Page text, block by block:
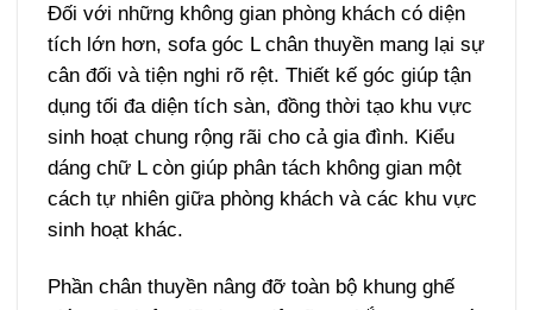
Đối với những không gian phòng khách có diện
tích lớn hơn, sofa góc L chân thuyền mang lại sự
cân đối và tiện nghi rõ rệt. Thiết kế góc giúp tận
dụng tối đa diện tích sàn, đồng thời tạo khu vực
sinh hoạt chung rộng rãi cho cả gia đình. Kiểu
dáng chữ L còn giúp phân tách không gian một
cách tự nhiên giữa phòng khách và các khu vực
sinh hoạt khác.
Phần chân thuyền nâng đỡ toàn bộ khung ghế